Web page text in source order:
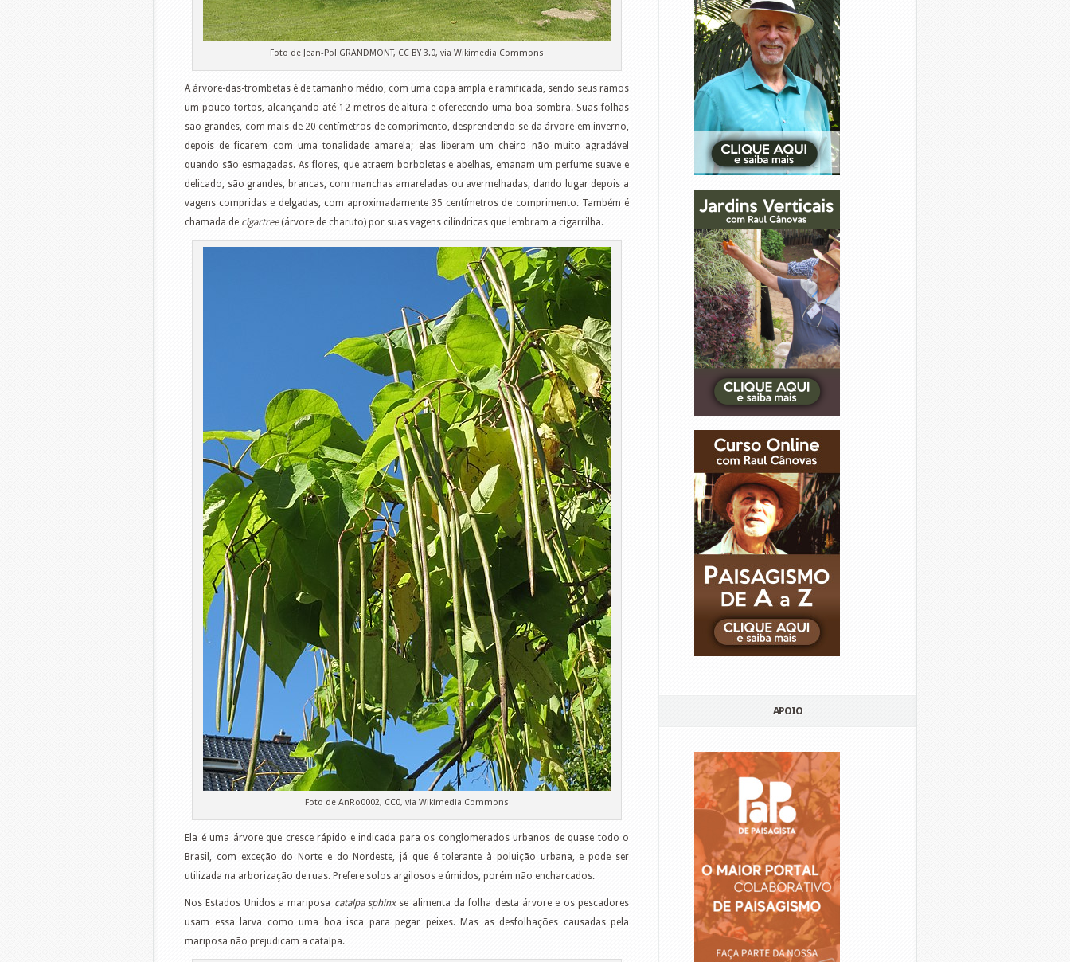
Foto de Jean-Pol GRANDMONT, CC BY 3.0, via Wikimedia Commons
A árvore-das-trombetas é de tamanho médio, com uma copa ampla e ramificada, sendo seus ramos
um pouco tortos, alcançando até 12 metros de altura e oferecendo uma boa sombra. Suas folhas
são grandes, com mais de 20 centímetros de comprimento, desprendendo-se da árvore em inverno,
depois de ficarem com uma tonalidade amarela; elas liberam um cheiro não muito agradável
quando são esmagadas. As flores, que atraem borboletas e abelhas, emanam um perfume suave e
delicado, são grandes, brancas, com manchas amareladas ou avermelhadas, dando lugar depois a
vagens compridas e delgadas, com aproximadamente 35 centímetros de comprimento. Também é
chamada de cigartree(árvore de charuto) por suas vagens cilíndricas que lembram a cigarrilha.
Foto de AnRo0002, CC0, via Wikimedia Commons
Ela é uma árvore que cresce rápido e indicada para os conglomerados urbanos de quase todo o
Brasil, com exceção do Norte e do Nordeste, já que é tolerante à poluição urbana, e pode ser
utilizada na arborização de ruas. Prefere solos argilosos e úmidos, porém não encharcados.
Nos Estados Unidos a mariposa catalpa sphinxse alimenta da folha desta árvore e os pescadores
usam essa larva como uma boa isca para pegar peixes. Mas as desfolhações causadas pela
mariposa não prejudicam a catalpa.
APOIO